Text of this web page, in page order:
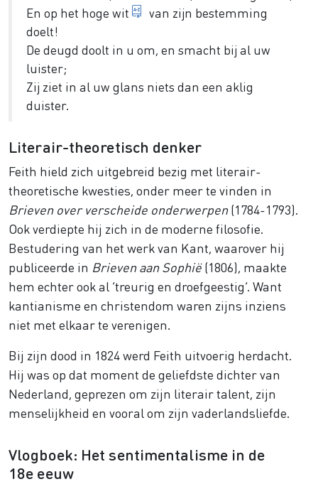
En op het hoge wit doel
van zijn bestemming
doelt!
De deugd doolt in u om, en smacht bij al uw
luister;
Zij ziet in al uw glans niets dan een aklig
duister.
Literair-theoretisch denker
Feith hield zich uitgebreid bezig met literair-
theoretische kwesties, onder meer te vinden in
Brieven over verscheide onderwerpen(1784-1793).
Ook verdiepte hij zich in de moderne filosofie.
Bestudering van het werk van Kant, waarover hij
publiceerde in Brieven aan Sophië(1806), maakte
hem echter ook al ‘treurig en droefgeestig’. Want
kantianisme en christendom waren zijns inziens
niet met elkaar te verenigen.
Bij zijn dood in 1824 werd Feith uitvoerig herdacht.
Hij was op dat moment de geliefdste dichter van
Nederland, geprezen om zijn literair talent, zijn
menselijkheid en vooral om zijn vaderlandsliefde.
Vlogboek: Het sentimentalisme in de
18e eeuw